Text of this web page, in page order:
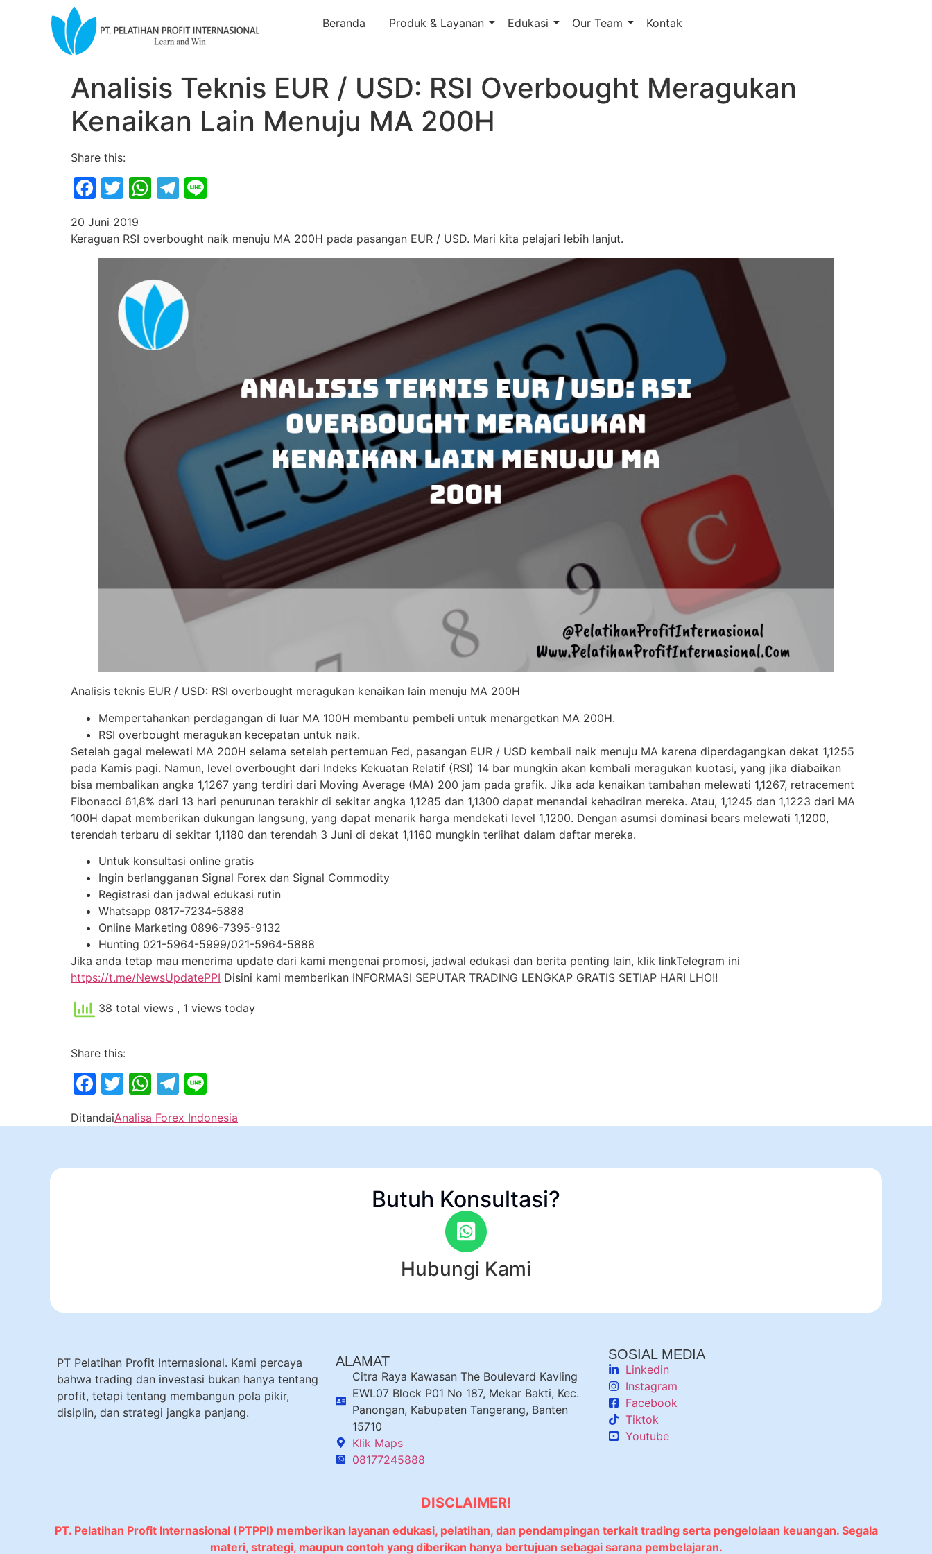
Beranda Produk & Layanan Edukasi Our Team Kontak
Analisis Teknis EUR / USD: RSI Overbought Meragukan
Kenaikan Lain Menuju MA 200H
Share this:
Facebook
Twitter
WhatsApp
Telegram
20 Juni 2019
Keraguan RSI overbought naik menuju MA 200H pada pasangan EUR / USD. Mari kita pelajari lebih lanjut.
Analisis teknis EUR / USD: RSI overbought meragukan kenaikan lain menuju MA 200H
Mempertahankan perdagangan di luar MA 100H membantu pembeli untuk menargetkan MA 200H.
RSI overbought meragukan kecepatan untuk naik.
Setelah gagal melewati MA 200H selama setelah pertemuan Fed, pasangan EUR / USD kembali naik menuju MA karena diperdagangkan dekat 1,1255
pada Kamis pagi. Namun, level overbought dari Indeks Kekuatan Relatif (RSI) 14 bar mungkin akan kembali meragukan kuotasi, yang jika diabaikan
bisa membalikan angka 1,1267 yang terdiri dari Moving Average (MA) 200 jam pada grafik. Jika ada kenaikan tambahan melewati 1,1267, retracement
Fibonacci 61,8% dari 13 hari penurunan terakhir di sekitar angka 1,1285 dan 1,1300 dapat menandai kehadiran mereka. Atau, 1,1245 dan 1,1223 dari MA
100H dapat memberikan dukungan langsung, yang dapat menarik harga mendekati level 1,1200. Dengan asumsi dominasi bears melewati 1,1200,
terendah terbaru di sekitar 1,1180 dan terendah 3 Juni di dekat 1,1160 mungkin terlihat dalam daftar mereka.
Untuk konsultasi online gratis
Ingin berlangganan Signal Forex dan Signal Commodity
Registrasi dan jadwal edukasi rutin
Whatsapp 0817-7234-5888
Online Marketing 0896-7395-9132
Hunting 021-5964-5999/021-5964-5888
Jika anda tetap mau menerima update dari kami mengenai promosi, jadwal edukasi dan berita penting lain, klik linkTelegram ini
https://t.me/NewsUpdatePPI Disini kami memberikan INFORMASI SEPUTAR TRADING LENGKAP GRATIS SETIAP HARI LHO!!
38 total views , 1 views today
Share this:
Facebook
Twitter
WhatsApp
Telegram
DitandaiAnalisa Forex Indonesia
Butuh Konsultasi?
Hubungi Kami
PT Pelatihan Profit Internasional. Kami percaya
bahwa trading dan investasi bukan hanya tentang
profit, tetapi tentang membangun pola pikir,
disiplin, dan strategi jangka panjang.
ALAMAT
Citra Raya Kawasan The Boulevard Kavling
EWL07 Block P01 No 187, Mekar Bakti, Kec.
Panongan, Kabupaten Tangerang, Banten
15710
Klik Maps
08177245888
SOSIAL MEDIA
Linkedin
Instagram
Facebook
Tiktok
Youtube
DISCLAIMER!
PT. Pelatihan Profit Internasional (PTPPI) memberikan layanan edukasi, pelatihan, dan pendampingan terkait trading serta pengelolaan keuangan. Segala
materi, strategi, maupun contoh yang diberikan hanya bertujuan sebagai sarana pembelajaran.